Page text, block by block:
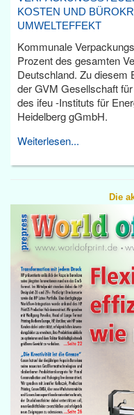
KOSTEN UND
UMWELTEFFEKT
Kommunale
Prozent des gesamten
Deutschland. Zu diesem
der GVM Gesellschaft
des ifeu -Instituts für
Heidelberg gGmbH.
Weiterlesen...
Die